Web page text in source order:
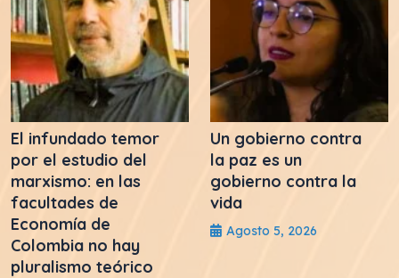
El infundado temor
por el estudio del
marxismo: en las
facultades de
Economía de
Colombia no hay
pluralismo teórico
Un gobierno contra
la paz es un
gobierno contra la
vida
Agosto 5, 2026